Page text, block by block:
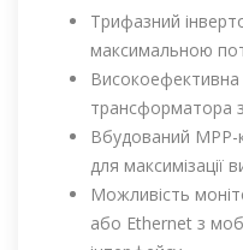
Трифазний
максимальною
Високоефективна
трансформатора
Вбудований МРР-
для максимізації
Можливість
або Ethernet з